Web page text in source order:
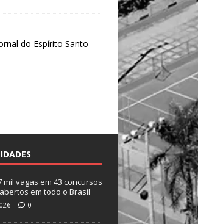
do Espírito Santo
mil vagas em 43 concursos
em todo o Brasil
0